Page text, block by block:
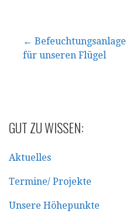
Beitragsnavigation
← Befeuchtungsanlage
für unseren Flügel
GUT ZU WISSEN:
Aktuelles
Termine/ Projekte
Unsere Höhepunkte